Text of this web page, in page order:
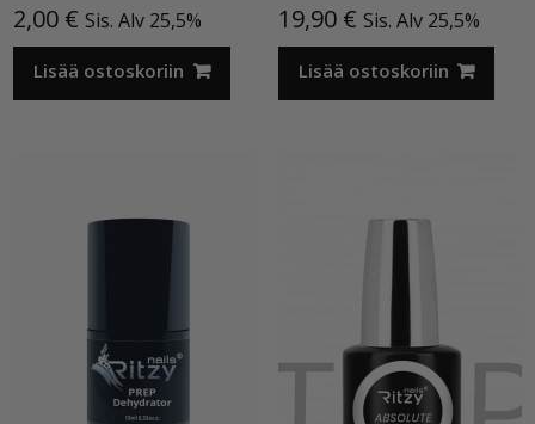
2,00 € Sis. Alv 25,5%
Lisää ostoskoriin
19,90 € Sis. Alv 25,5%
Lisää ostoskoriin